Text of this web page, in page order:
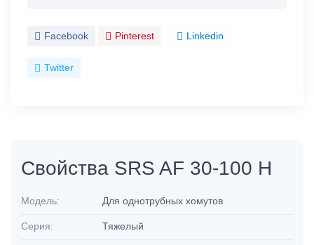
Facebook Pinterest Linkedin
Twitter
Свойства SRS AF 30-100 H
Модель: Для однотрубных хомутов
Серия: Тяжелый